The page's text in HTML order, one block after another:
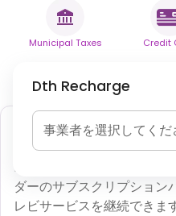
Municipal Taxes Credit
Dth Recharge
事業者を選択してくだ
DTHリチャージ
DTHリチャージにより、ユ
ダーのサブスクリプション
レビサービスを継続できます